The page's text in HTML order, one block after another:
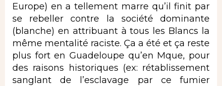
Europe) en a tellement marre qu’il finit par
se rebeller contre la société dominante
(blanche) en attribuant à tous les Blancs la
même mentalité raciste. Ça a été et ça reste
plus fort en Guadeloupe qu’en Mque, pour
des raisons historiques (ex: rétablissement
sanglant de l’esclavage par ce fumier